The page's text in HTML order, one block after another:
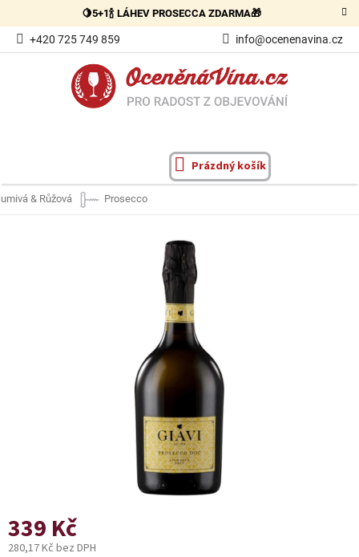
obsah
🍋5+1🍾 LÁHEV PROSECCA ZDARMA🎁
+420 725 749 859 info@ocenenavina.cz
NÁKUPNÍ
Prázdný košík
& Růžová Prosecco
339 Kč
280,17 Kč bez DPH